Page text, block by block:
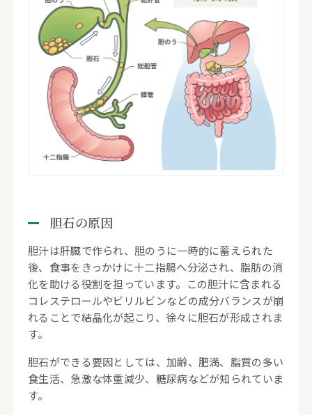
Q1. 健康診断で胆石を指摘されました。
症状がなくても受診した方がよいです
か？
Q2. 胆石は自然に治りますか？
Q3. 胆石を放置するとどうなりますか？
Q4. 胆石は必ず手術が必要ですか？
Q6. 胆のうを摘出しても日常生活に支障
はありませんか？
7. まとめ｜胆石が疑われる場合は専門医に
相談を
胆石の原因
胆汁は肝臓で作られ、胆のうに一時的に蓄えられた
後、食事をきっかけに十二指腸へ分泌され、脂肪の消
化を助ける役割を担っています。この胆汁に含まれる
コレステロールやビリルビンなどの成分バランスが崩
れることで結晶化が起こり、徐々に胆石が形成されま
す。
胆石ができる要因としては、加齢、肥満、脂質の多い
食生活、急激な体重減少、糖尿病などが知られていま
す。